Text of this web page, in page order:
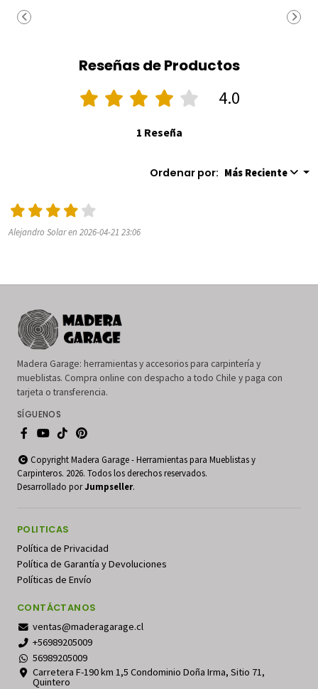
Reseñas de Productos
4.0
1 Reseña
Ordenar por: Más Reciente
Alejandro Solar en 2026-04-21 23:06
Madera Garage: herramientas y accesorios para carpintería y
mueblistas. Compra online con despacho a todo Chile y paga con
tarjeta o transferencia.
SÍGUENOS
Copyright Madera Garage - Herramientas para Mueblistas y
Carpinteros. 2026. Todos los derechos reservados.
Desarrollado porJumpseller.
POLITICAS
Política de Privacidad
Política de Garantía y Devoluciones
Políticas de Envío
CONTÁCTANOS
ventas@maderagarage.cl
+56989205009
56989205009
Carretera F-190 km 1,5 Condominio Doña Irma, Sitio 71,
Quintero